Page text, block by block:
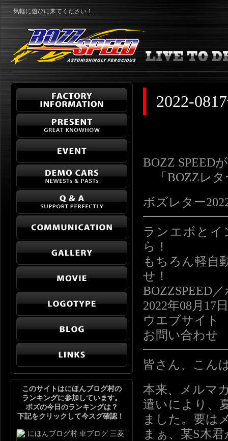
気軽に遊びに来てください！
2022-
BOZZ SPEED
「BOZZレタ
ボズレター
ランエボとイ
ら！
もちろん軽自
せ！
BOZZSPEED
2022年08月17
ウエブサイト
お問い合わせ
皆さん、こん
本来、メルマ
遣いにより、
ました。要は
まぁ、某S木
このサイトはにほんブログ村の
ランキングに参加しています。
ボズの今日のランキングは？
下記をクリックして今スグ確認！